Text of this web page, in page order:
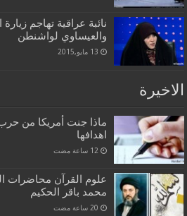
نائبة عراقية تهاجم
والعيساوي لواشنطن
13 مايو,2015
الاخيرة
ماذا جنت أمريكا من
اهدافها
علوم القرآن محاضرات
محمد باقر الحكيم